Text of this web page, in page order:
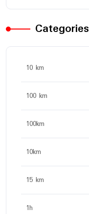
Categories
10 km
100 km
100km
10km
15 km
1h